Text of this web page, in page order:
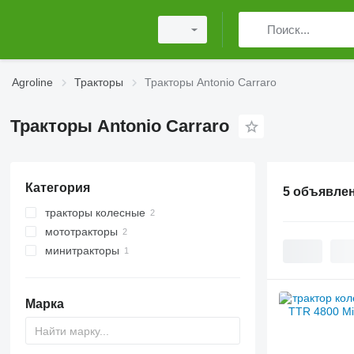
Agroline Тракторы Тракторы Antonio Carraro
Тракторы Antonio Carraro
Категория
тракторы колесные
мототракторы
минитракторы
Марка
5